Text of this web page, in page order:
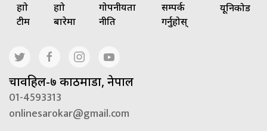
हाम्रो
टीम
हाम्रो
बारेमा
गोपनीयता
नीति
सम्पर्क
गर्नुहोस्
यूनिकोड
चावहिल-७ काठमाडौं, नेपाल
01-4593313
onlinesarokar@gmail.com